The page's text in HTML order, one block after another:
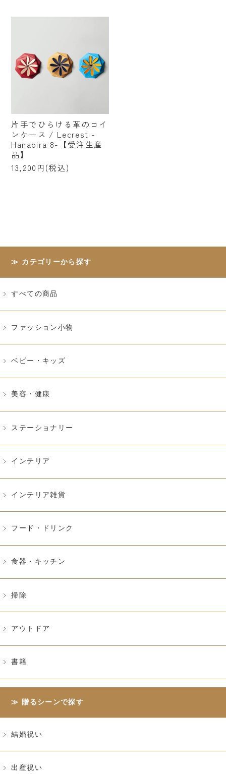
片手でひらける革のコイ
ンケース / Lecrest -
Hanabira 8-【受注生産
品】
13,200円(税込)
カテゴリーから探す
すべての商品
ファッション小物
ベビー・キッズ
美容・健康
ステーショナリー
インテリア
インテリア雑貨
フード・ドリンク
食器・キッチン
掃除
アウトドア
書籍
贈るシーンで探す
結婚祝い
出産祝い